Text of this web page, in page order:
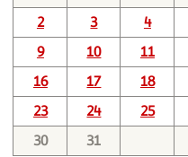
2
3 4
9
10 11
16
17 18
23
24 25
30
31